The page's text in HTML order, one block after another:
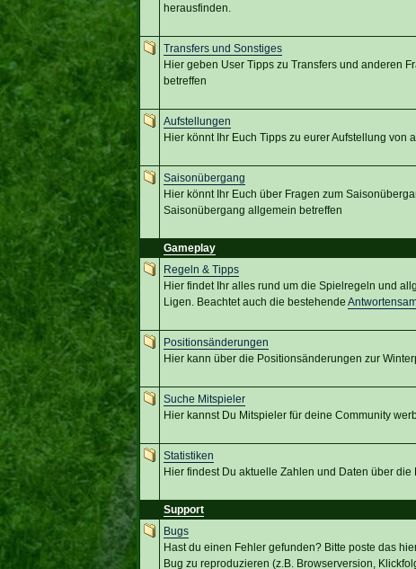
herausfinden.
Transfers und Sonstiges
Hier geben User Tipps zu Transfers und anderen
betreffen
Aufstellungen
Hier könnt Ihr Euch Tipps zu eurer Aufstellung von
Saisonübergang
Hier könnt Ihr Euch über Fragen zum
Saisonübergang allgemein betreffen
Gameplay
Regeln & Tipps
Hier findet Ihr alles rund um die Spielregeln und
Ligen. Beachtet auch die bestehende
Positionsänderungen
Hier kann über die Positionsänderungen zur
Suche Mitspieler
Hier kannst Du Mitspieler für deine Community
Statistiken
Hier findest Du aktuelle Zahlen und Daten über
Support
Bugs
Hast du einen Fehler gefunden? Bitte poste das
Bug zu reproduzieren (z.B. Browserversion,